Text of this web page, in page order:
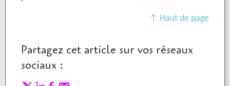
↑ Haut de page
Partagez cet article sur vos réseaux
sociaux :